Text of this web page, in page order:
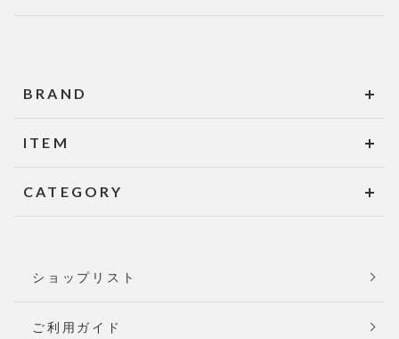
BRAND
ITEM
CATEGORY
ショップリスト
ご利用ガイド